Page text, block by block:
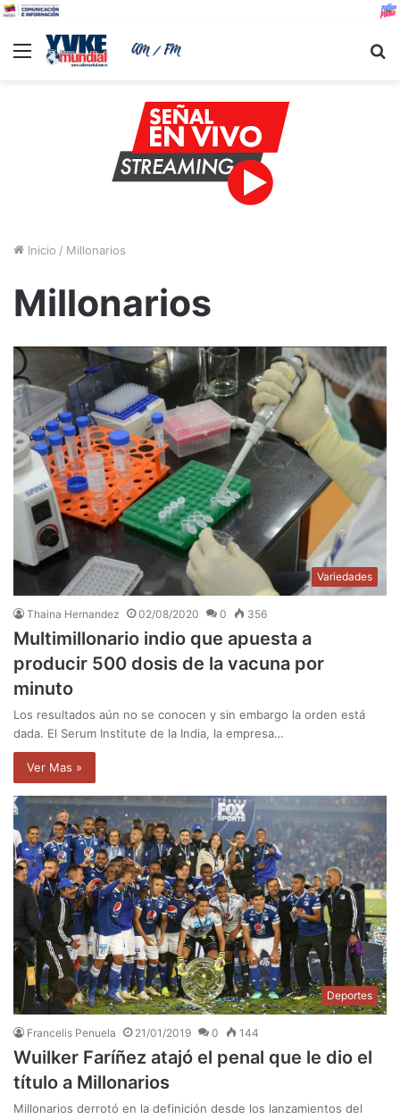
Menu
Inicio / Millonarios
Millonarios
Variedades
Thaina Hernandez 02/08/2020 0 356
Multimillonario indio que apuesta a
producir 500 dosis de la vacuna por
minuto
Los resultados aún no se conocen y sin embargo la orden está
dada. El Serum Institute de la India, la empresa…
Ver Mas »
Deportes
Francelis Penuela 21/01/2019 0 144
Wuilker Faríñez atajó el penal que le dio el
título a Millonarios
Millonarios derrotó en la definición desde los lanzamientos del